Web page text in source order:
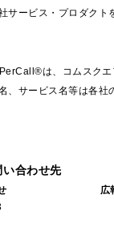
サービス・プロダクト
は、コムスクエ
、サービス名等は各社
い合わせ先
広